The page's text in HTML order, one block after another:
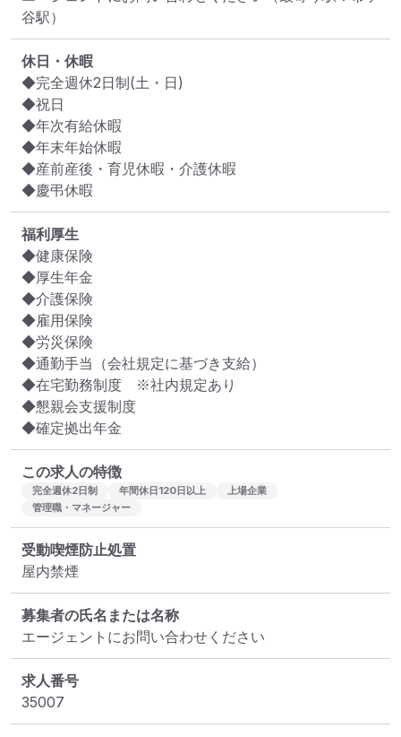
谷駅）
休日・休暇
◆完全週休2日制(土・日)
◆祝日
◆年次有給休暇
◆年末年始休暇
◆産前産後・育児休暇・介護休暇
◆慶弔休暇
福利厚生
◆健康保険
◆厚生年金
◆介護保険
◆雇用保険
◆労災保険
◆通勤手当（会社規定に基づき支給）
◆在宅勤務制度　※社内規定あり
◆懇親会支援制度
◆確定拠出年金
この求人の特徴
完全週休2日制 年間休日120日以上
上場企業
管理職・マネージャー
受動喫煙防止処置
屋内禁煙
募集者の氏名または名称
エージェントにお問い合わせください
求人番号
35007